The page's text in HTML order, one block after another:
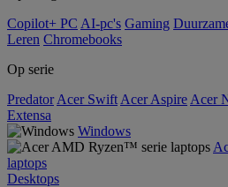
Copilot+ PC AI-pc's Gaming
Leren Chromebooks
Op serie
Predator Acer Swift Acer Aspire Acer
Extensa
Windows
laptops
Desktops